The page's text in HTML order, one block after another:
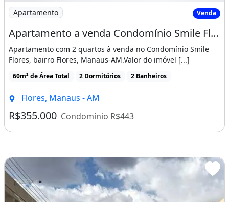
Imagem: Apartamento a venda Condomínio Smile Flores
Apartamento Venda
Apartamento a venda Condomínio Smile Flores, Manaus
Apartamento com 2 quartos à venda no Condomínio Smile
Flores, bairro Flores, Manaus-AM.Valor do imóvel [...]
60m² de Área Total 2 Dormitórios 2 Banheiros
Flores, Manaus - AM
R$355.000 Condomínio R$443